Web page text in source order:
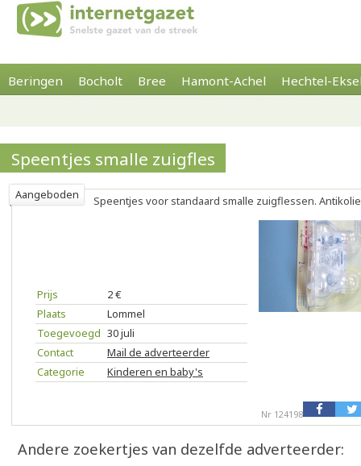
Beringen Bocholt Bree Hamont-Achel Hechtel-
Speentjes smalle zuigfles
Aangeboden Speentjes voor standaard smalle zuigflessen.
Prijs
2 €
Plaats
Lommel
Toegevoegd 30 juli
Contact
Mail de adverteerder
Categorie
Kinderen en baby's
Nr 124198
Andere zoekertjes van dezelfde adverteerder: